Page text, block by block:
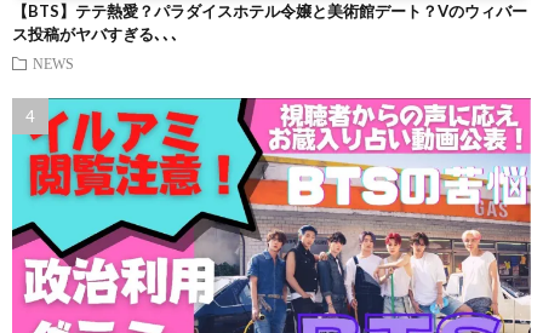
【BTS】テテ熱愛？パラダイスホテル令嬢と美術館デート？Vのウィバー
ス投稿がヤバすぎる､､､
NEWS